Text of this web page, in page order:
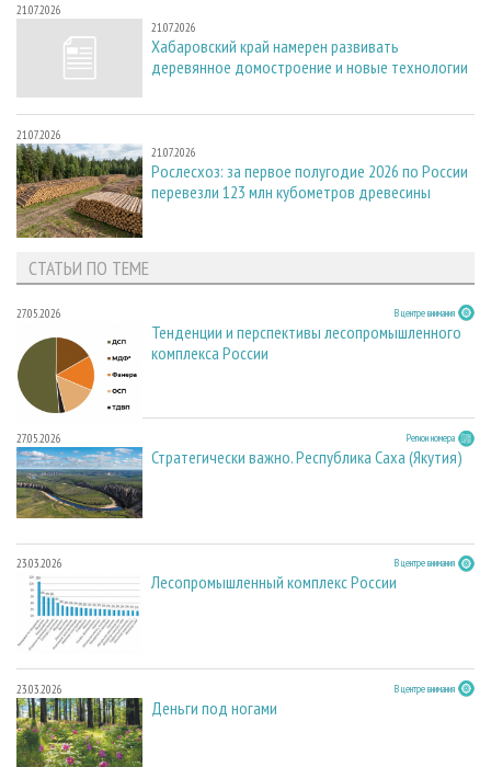
21.07.2026
21.07.2026
Хабаровский край намерен развивать
деревянное домостроение и новые технологии
21.07.2026
21.07.2026
Рослесхоз: за первое полугодие 2026 по России
перевезли 123 млн кубометров древесины
СТАТЬИ ПО ТЕМЕ
27.05.2026 В центре внимания
Тенденции и перспективы лесопромышленного
комплекса России
27.05.2026 Регион номера
Стратегически важно. Республика Саха (Якутия)
23.03.2026 В центре внимания
Лесопромышленный комплекс России
23.03.2026 В центре внимания
Деньги под ногами